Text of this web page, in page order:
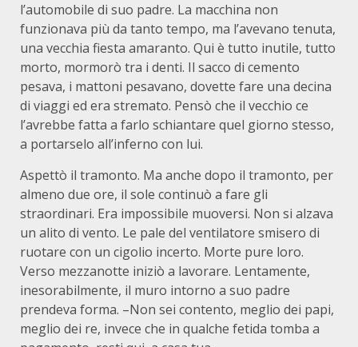
l’automobile di suo padre. La macchina non
funzionava più da tanto tempo, ma l’avevano tenuta,
una vecchia fiesta amaranto. Qui è tutto inutile, tutto
morto, mormorò tra i denti. Il sacco di cemento
pesava, i mattoni pesavano, dovette fare una decina
di viaggi ed era stremato. Pensò che il vecchio ce
l’avrebbe fatta a farlo schiantare quel giorno stesso,
a portarselo all’inferno con lui.
Aspettò il tramonto. Ma anche dopo il tramonto, per
almeno due ore, il sole continuò a fare gli
straordinari. Era impossibile muoversi. Non si alzava
un alito di vento. Le pale del ventilatore smisero di
ruotare con un cigolio incerto. Morte pure loro.
Verso mezzanotte iniziò a lavorare. Lentamente,
inesorabilmente, il muro intorno a suo padre
prendeva forma. –Non sei contento, meglio dei papi,
meglio dei re, invece che in qualche fetida tomba a